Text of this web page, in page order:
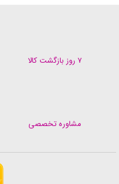
۷ روز بازگشت کالا
مشاوره تخصصی